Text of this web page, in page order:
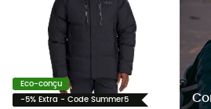
Eco-conçu
-5% Extra - Code Summer5